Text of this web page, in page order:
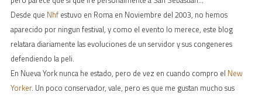
Desde que Nhfestuvo en Roma en Noviembre del 2003, no hemos
aparecido por ningun festival, y como el evento lo merece, este blog
relatara diariamente las evoluciones de un servidor y sus congeneres
defendiendo la peli.
En Nueva York nunca he estado, pero de vez en cuando compro el New
Yorker. Un poco conservador, vale, pero es que me gustan mucho sus